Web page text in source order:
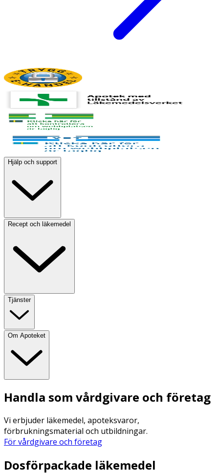
Hjälp och support
Recept och läkemedel
Tjänster
Om Apoteket
Handla som vårdgivare och företag
Vi erbjuder läkemedel, apoteksvaror,
förbrukningsmaterial och utbildningar.
För vårdgivare och företag
Dosförpackade läkemedel